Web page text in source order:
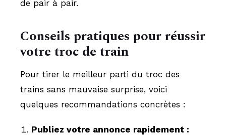
de pair à pair.
Conseils pratiques pour réussir
votre troc de train
Pour tirer le meilleur parti du troc des
trains sans mauvaise surprise, voici
quelques recommandations concrètes :
Publiez votre annonce rapidement :